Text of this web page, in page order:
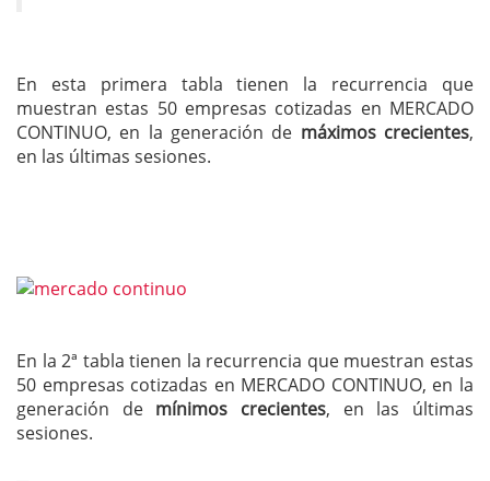
En esta primera tabla tienen la recurrencia que
muestran estas 50 empresas cotizadas en MERCADO
CONTINUO, en la generación de máximos crecientes,
en las últimas sesiones.
En la 2ª tabla tienen la recurrencia que muestran estas
50 empresas cotizadas en MERCADO CONTINUO, en la
generación de mínimos crecientes, en las últimas
sesiones.